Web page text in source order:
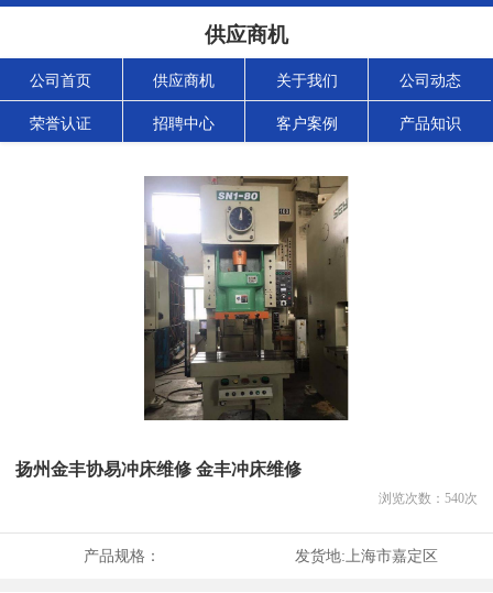
供应商机
公司首页 供应商机 关于我们 公司动态
荣誉认证 招聘中心 客户案例 产品知识
扬州金丰协易冲床维修 金丰冲床维修
浏览次数： 540次
产品规格： 发货地: 上海市嘉定区